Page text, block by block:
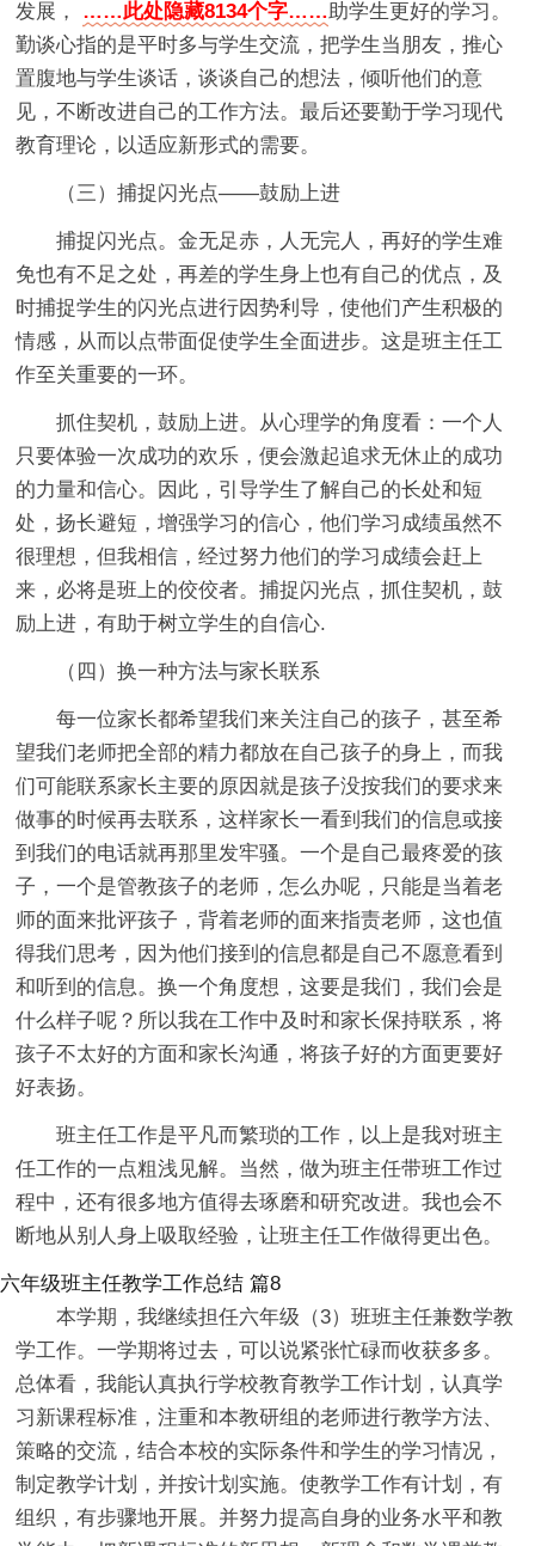
发展， ……此处隐藏8134个字…… 助学生更好的学习。
勤谈心指的是平时多与学生交流，把学生当朋友，推心
置腹地与学生谈话，谈谈自己的想法，倾听他们的意
见，不断改进自己的工作方法。最后还要勤于学习现代
教育理论，以适应新形式的需要。
（三）捕捉闪光点——鼓励上进
捕捉闪光点。金无足赤，人无完人，再好的学生难
免也有不足之处，再差的学生身上也有自己的优点，及
时捕捉学生的闪光点进行因势利导，使他们产生积极的
情感，从而以点带面促使学生全面进步。这是班主任工
作至关重要的一环。
抓住契机，鼓励上进。从心理学的角度看：一个人
只要体验一次成功的欢乐，便会激起追求无休止的成功
的力量和信心。因此，引导学生了解自己的长处和短
处，扬长避短，增强学习的信心，他们学习成绩虽然不
很理想，但我相信，经过努力他们的学习成绩会赶上
来，必将是班上的佼佼者。捕捉闪光点，抓住契机，鼓
励上进，有助于树立学生的自信心.
（四）换一种方法与家长联系
每一位家长都希望我们来关注自己的孩子，甚至希
望我们老师把全部的精力都放在自己孩子的身上，而我
们可能联系家长主要的原因就是孩子没按我们的要求来
做事的时候再去联系，这样家长一看到我们的信息或接
到我们的电话就再那里发牢骚。一个是自己最疼爱的孩
子，一个是管教孩子的老师，怎么办呢，只能是当着老
师的面来批评孩子，背着老师的面来指责老师，这也值
得我们思考，因为他们接到的信息都是自己不愿意看到
和听到的信息。换一个角度想，这要是我们，我们会是
什么样子呢？所以我在工作中及时和家长保持联系，将
孩子不太好的方面和家长沟通，将孩子好的方面更要好
好表扬。
班主任工作是平凡而繁琐的工作，以上是我对班主
任工作的一点粗浅见解。当然，做为班主任带班工作过
程中，还有很多地方值得去琢磨和研究改进。我也会不
断地从别人身上吸取经验，让班主任工作做得更出色。
六年级班主任教学工作总结 篇8
本学期，我继续担任六年级（3）班班主任兼数学教
学工作。一学期将过去，可以说紧张忙碌而收获多多。
总体看，我能认真执行学校教育教学工作计划，认真学
习新课程标准，注重和本教研组的老师进行教学方法、
策略的交流，结合本校的实际条件和学生的学习情况，
制定教学计划，并按计划实施。使教学工作有计划，有
组织，有步骤地开展。并努力提高自身的业务水平和教